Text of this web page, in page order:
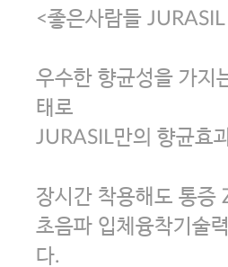
<좋은사람들
우수한 향균성을 가지
태로
JURASIL만의 향균효
장시간 착용해도 통증
초음파 입체융착기술
다.